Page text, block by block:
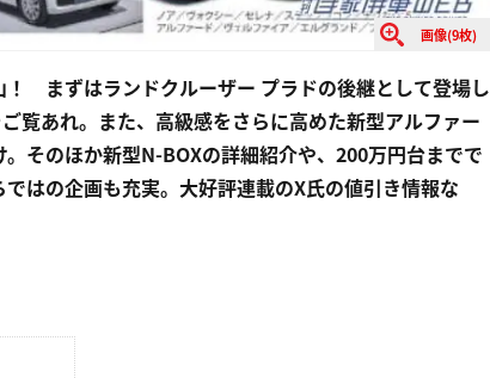
画像(9枚)
まずはランドクルーザー プラドの後継として登場し
覧あれ。また、高級感をさらに高めた新型アルファー
そのほか新型N-BOXの詳細紹介や、200万円台までで
はの企画も充実。大好評連載のX氏の値引き情報な